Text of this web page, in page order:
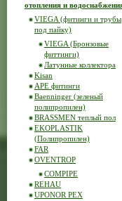
отопления и
VIEGA (фитинги и трубы
под пайку)
VIEGA (Бронзовые
фиттинги)
Латунные коллектора
Kisan
APE фитинги
Baenninger (зеленый
полипропилен)
BRASSMEN теплый пол
EKOPLASTIK
(Полипропилен)
FAR
OVENTROP
COMPIPE
REHAU
UPONOR PEX